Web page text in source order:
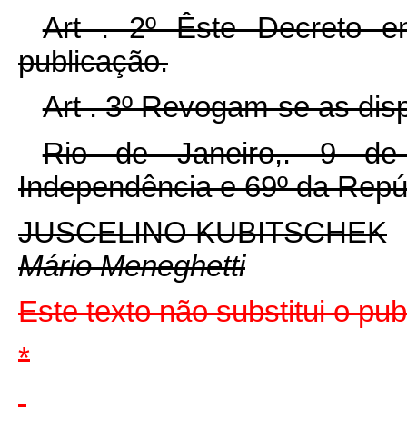
Art . 2º Êste Decreto
publicação.
Art . 3º Revogam-se as
Rio de Janeiro,. 9 de
Independência e 69º da
JUSCELINO KUBITSCHEK
Mário Meneghetti
Este texto não substitui o
*